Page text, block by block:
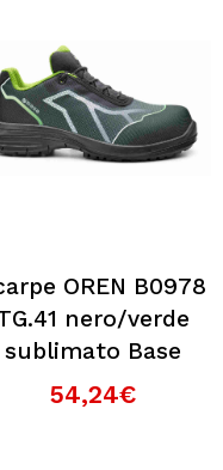
OREN B0978
nero/verde
sublimato Base
54,24€